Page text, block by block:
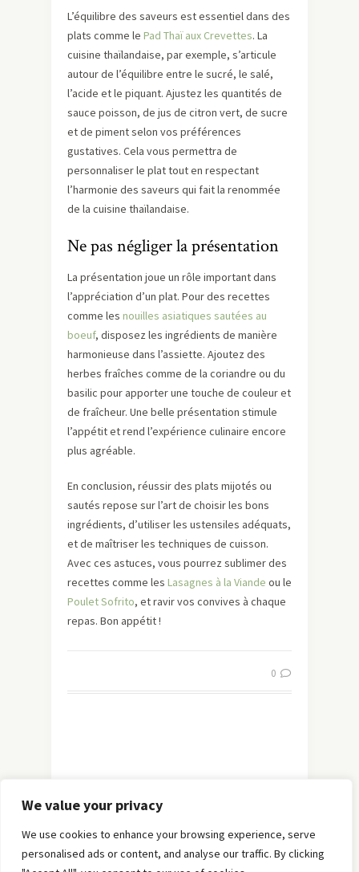
We value your privacy
We use cookies to enhance your browsing experience, serve
personalised ads or content, and analyse our traffic. By clicking
L’équilibre des saveurs est essentiel dans des
plats comme le Pad Thaï aux Crevettes. La
cuisine thaïlandaise, par exemple, s’articule
autour de l’équilibre entre le sucré, le salé,
l’acide et le piquant. Ajustez les quantités de
sauce poisson, de jus de citron vert, de sucre
et de piment selon vos préférences
gustatives. Cela vous permettra de
personnaliser le plat tout en respectant
l’harmonie des saveurs qui fait la renommée
de la cuisine thaïlandaise.
Ne pas négliger la présentation
La présentation joue un rôle important dans
l’appréciation d’un plat. Pour des recettes
comme les nouilles asiatiques sautées au
boeuf, disposez les ingrédients de manière
harmonieuse dans l’assiette. Ajoutez des
herbes fraîches comme de la coriandre ou du
basilic pour apporter une touche de couleur et
de fraîcheur. Une belle présentation stimule
l’appétit et rend l’expérience culinaire encore
plus agréable.
En conclusion, réussir des plats mijotés ou
sautés repose sur l’art de choisir les bons
ingrédients, d’utiliser les ustensiles adéquats,
et de maîtriser les techniques de cuisson.
Avec ces astuces, vous pourrez sublimer des
recettes comme les Lasagnes à la Viande ou le
Poulet Sofrito, et ravir vos convives à chaque
repas. Bon appétit !
0